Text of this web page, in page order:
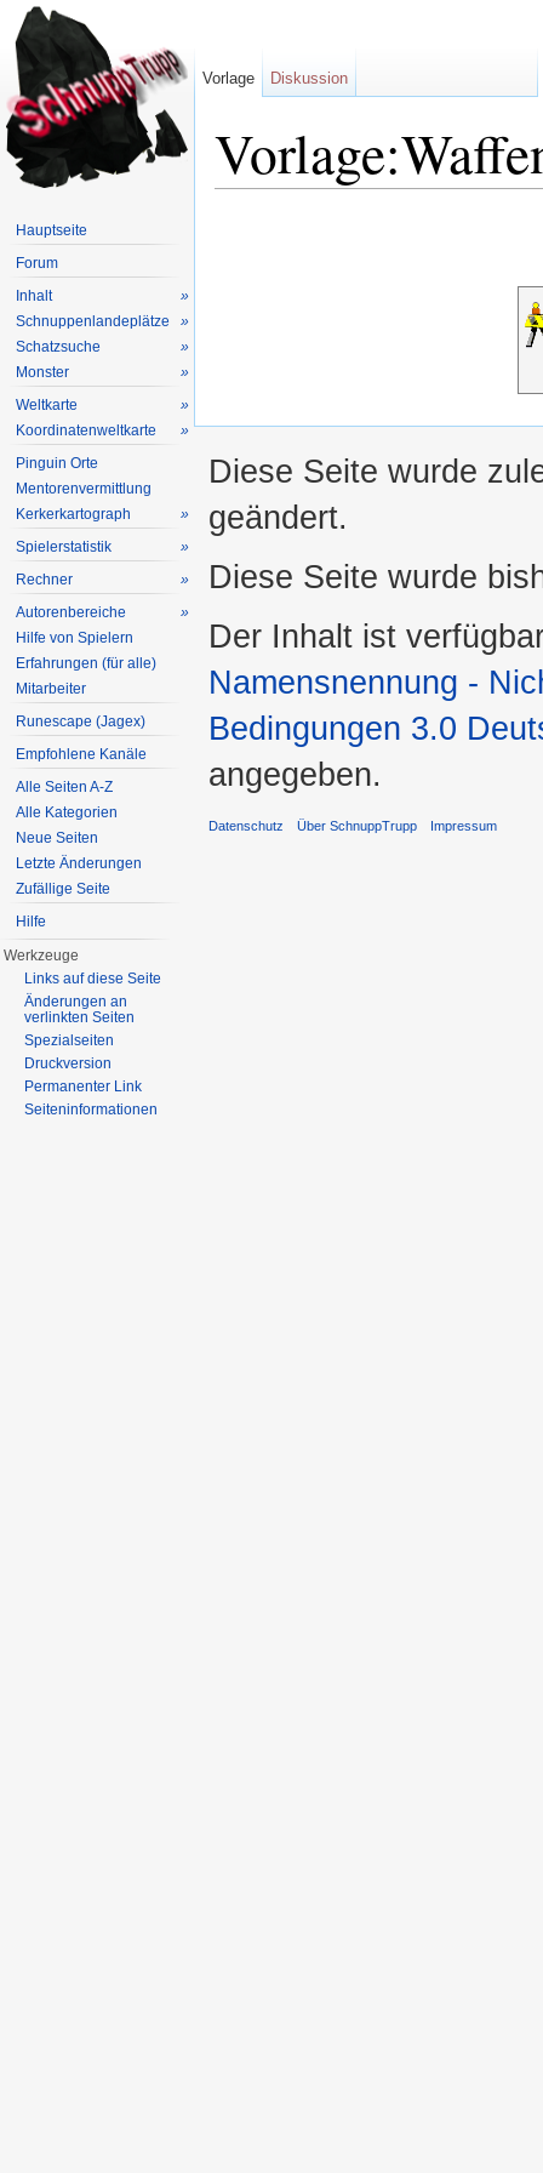
Vorlage Diskussion
Hauptseite
Forum
Inhalt
»
Schnuppenlandeplätze
»
Schatzsuche
»
Monster
»
Weltkarte
»
Koordinatenweltkarte
»
Pinguin Orte
Mentorenvermittlung
Kerkerkartograph
»
Spielerstatistik
»
Rechner
»
Autorenbereiche
»
Hilfe von Spielern
Erfahrungen (für alle)
Mitarbeiter
Runescape (Jagex)
Empfohlene Kanäle
Alle Seiten A-Z
Alle Kategorien
Neue Seiten
Letzte Änderungen
Zufällige Seite
Hilfe
Werkzeuge
Links auf diese Seite
Änderungen an
verlinkten Seiten
Spezialseiten
Druckversion
Permanenter Link
Seiteninformationen
Diese Seite wurde
geändert.
Diese Seite wurde
Der Inhalt ist
Namensnennung -
Bedingungen 3.0
angegeben.
Datenschutz Über SchnuppTrupp Impressum